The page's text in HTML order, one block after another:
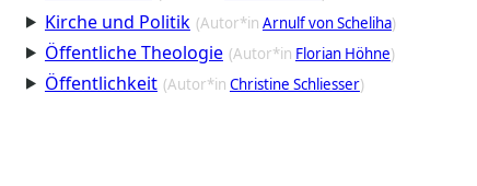
Kirche und Politik (Autor*in Arnulf von Scheliha)
Öffentliche Theologie (Autor*in Florian Höhne)
Öffentlichkeit (Autor*in Christine Schliesser)